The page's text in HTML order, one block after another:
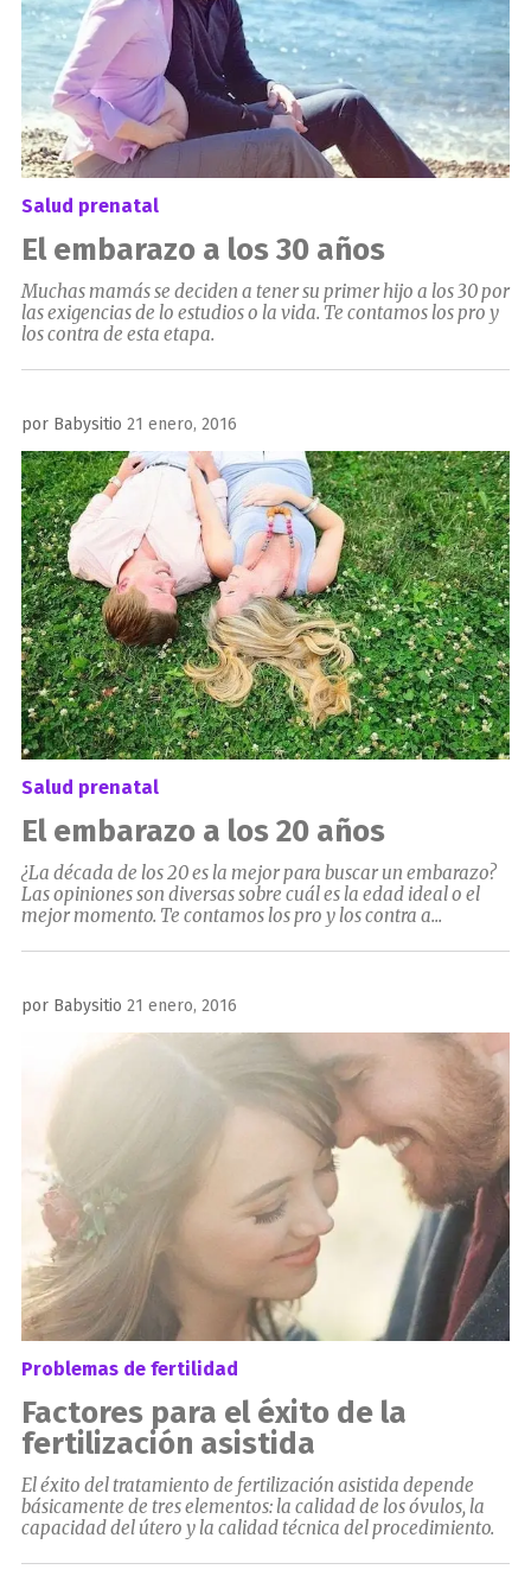
Salud prenatal
El embarazo a los 30 años
Muchas mamás se deciden a tener su primer hijo a los 30 por
las exigencias de lo estudios o la vida. Te contamos los pro y
los contra de esta etapa.
por Babysitio Publicado
el
21 enero, 2016
Salud prenatal
El embarazo a los 20 años
¿La década de los 20 es la mejor para buscar un embarazo?
Las opiniones son diversas sobre cuál es la edad ideal o el
mejor momento. Te contamos los pro y los contra a...
por Babysitio Publicado
el
21 enero, 2016
Problemas de fertilidad
Factores para el éxito de la
fertilización asistida
El éxito del tratamiento de fertilización asistida depende
básicamente de tres elementos: la calidad de los óvulos, la
capacidad del útero y la calidad técnica del procedimiento.